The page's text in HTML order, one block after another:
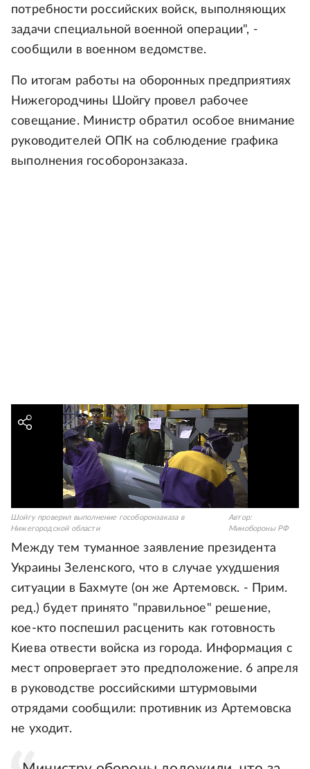
потребности российских войск, выполняющих
задачи специальной военной операции", -
сообщили в военном ведомстве.
По итогам работы на оборонных предприятиях
Нижегородчины Шойгу провел рабочее
совещание. Министр обратил особое внимание
руководителей ОПК на соблюдение графика
выполнения гособоронзаказа.
Шойгу проверил выполнение гособоронзаказа в
Нижегородской области
Автор:
Минобороны РФ
Между тем туманное заявление президента
Украины Зеленского, что в случае ухудшения
ситуации в Бахмуте (он же Артемовск. - Прим.
ред.) будет принято "правильное" решение,
кое-кто поспешил расценить как готовность
Киева отвести войска из города. Информация с
мест опровергает это предположение. 6 апреля
в руководстве российскими штурмовыми
отрядами сообщили: противник из Артемовска
не уходит.